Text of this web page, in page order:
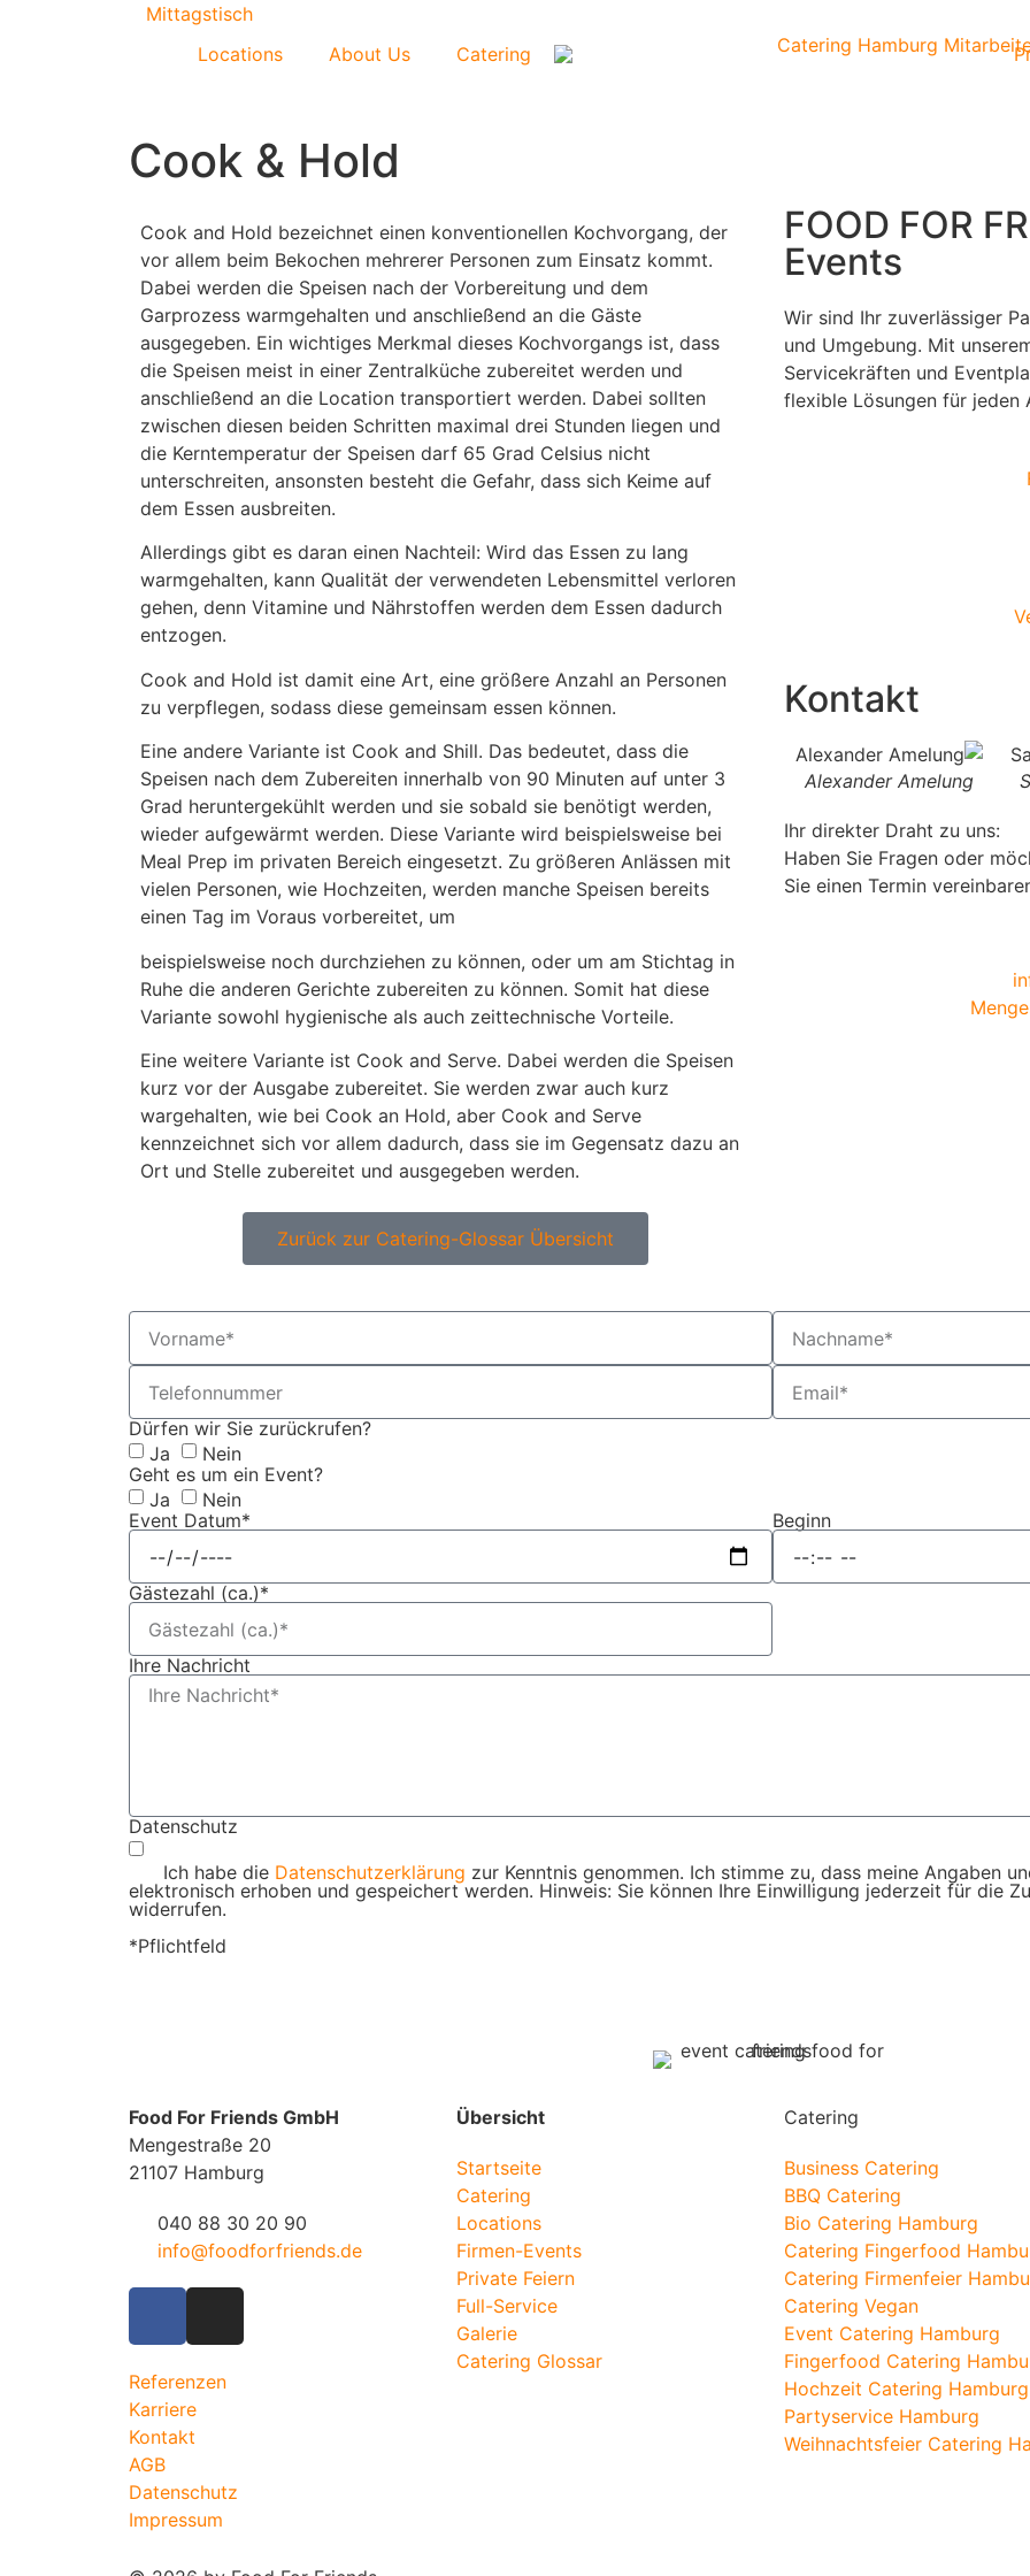
Mittagstisch
Locations
About Us Catering
Cook & Hold
Cook and Hold bezeichnet einen konventionellen Kochvorgang, der
vor allem beim Bekochen mehrerer Personen zum Einsatz kommt.
Dabei werden die Speisen nach der Vorbereitung und dem
Garprozess warmgehalten und anschließend an die Gäste
ausgegeben. Ein wichtiges Merkmal dieses Kochvorgangs ist, dass
die Speisen meist in einer Zentralküche zubereitet werden und
anschließend an die Location transportiert werden. Dabei sollten
zwischen diesen beiden Schritten maximal drei Stunden liegen und
die Kerntemperatur der Speisen darf 65 Grad Celsius nicht
unterschreiten, ansonsten besteht die Gefahr, dass sich Keime auf
dem Essen ausbreiten.
Allerdings gibt es daran einen Nachteil: Wird das Essen zu lang
warmgehalten, kann Qualität der verwendeten Lebensmittel verloren
gehen, denn Vitamine und Nährstoffen werden dem Essen dadurch
entzogen.
Cook and Hold ist damit eine Art, eine größere Anzahl an Personen
zu verpflegen, sodass diese gemeinsam essen können.
Eine andere Variante ist Cook and Shill. Das bedeutet, dass die
Speisen nach dem Zubereiten innerhalb von 90 Minuten auf unter 3
Grad heruntergekühlt werden und sie sobald sie benötigt werden,
wieder aufgewärmt werden. Diese Variante wird beispielsweise bei
Meal Prep im privaten Bereich eingesetzt. Zu größeren Anlässen mit
vielen Personen, wie Hochzeiten, werden manche Speisen bereits
einen Tag im Voraus vorbereitet, um
beispielsweise noch durchziehen zu können, oder um am Stichtag in
Ruhe die anderen Gerichte zubereiten zu können. Somit hat diese
Variante sowohl hygienische als auch zeittechnische Vorteile.
Eine weitere Variante ist Cook and Serve. Dabei werden die Speisen
kurz vor der Ausgabe zubereitet. Sie werden zwar auch kurz
wargehalten, wie bei Cook an Hold, aber Cook and Serve
kennzeichnet sich vor allem dadurch, dass sie im Gegensatz dazu an
Ort und Stelle zubereitet und ausgegeben werden.
Zurück zur Catering-Glossar Übersicht
FOOD FOR
Events
Wir sind Ihr zuverlässiger
und Umgebung. Mit
Servicekräften und
flexible Lösungen für jeden
Kontakt
Alexander Amelung
Andrea Krohe
Ihr direkter Draht zu uns:
Haben Sie Fragen oder
Sie einen Termin
Dürfen wir Sie zurückrufen?
Ja
Nein
Geht es um ein Event?
Ja
Nein
Event Datum*
Beginn
Gästezahl (ca.)*
Ihre Nachricht
Datenschutz
Ich habe die Datenschutzerklärung zur Kenntnis genommen. Ich stimme zu, dass meine Angaben
elektronisch erhoben und gespeichert werden. Hinweis: Sie können Ihre Einwilligung jederzeit für die
widerrufen.
*Pflichtfeld
Food For Friends GmbH
Mengestraße 20
21107 Hamburg
040 88 30 20 90
info@foodforfriends.de
Referenzen
Karriere
Kontakt
AGB
Datenschutz
Impressum
Übersicht
Startseite
Catering
Locations
Firmen-Events
Private Feiern
Full-Service
Galerie
Catering Glossar
Catering
Business Catering
BBQ Catering
Bio Catering Hamburg
Catering Fingerfood
Catering Firmenfeier
Catering Vegan
Event Catering Hamburg
Fingerfood Catering
Hochzeit Catering Hamburg
Partyservice Hamburg
Weihnachtsfeier Catering